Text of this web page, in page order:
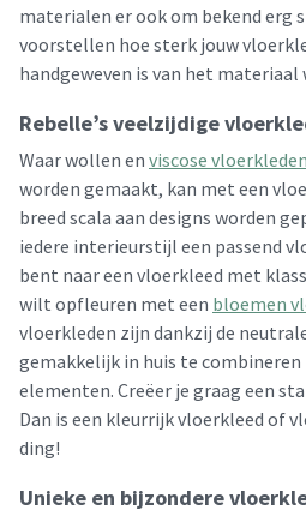
materialen er ook om bekend erg
voorstellen hoe sterk jouw
handgeweven is van het materiaal
Rebelle’s veelzijdige
Waar wollen en viscose vloerkleden
worden gemaakt, kan met een
breed scala aan designs worden
iedere interieurstijl een passend
bent naar een vloerkleed met
wilt opfleuren met een bloemen
vloerkleden zijn dankzij de
gemakkelijk in huis te
elementen. Creëer je graag een
Dan is een kleurrijk vloerkleed of
ding!
Unieke en bijzondere